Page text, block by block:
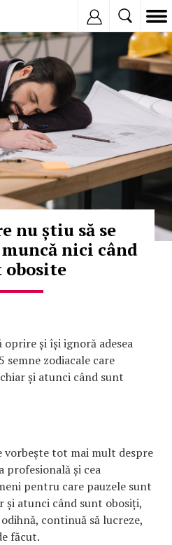
nu știu să se
nici când
obosite
și își ignoră adesea
semne zodiacale care
și atunci când sunt
vorbește tot mai mult despre
și cea
pentru care pauzele sunt
și atunci când sunt obosiți,
continuă să lucreze,
făcut.